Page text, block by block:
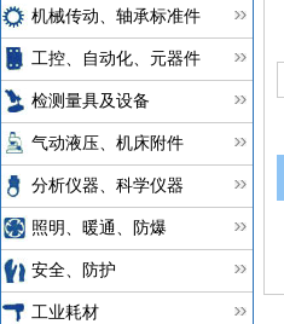
机械传动、轴承标准件
工控、自动化、元器件
检测量具及设备
气动液压、机床附件
分析仪器、科学仪器
照明、暖通、防爆
安全、防护
工业耗材